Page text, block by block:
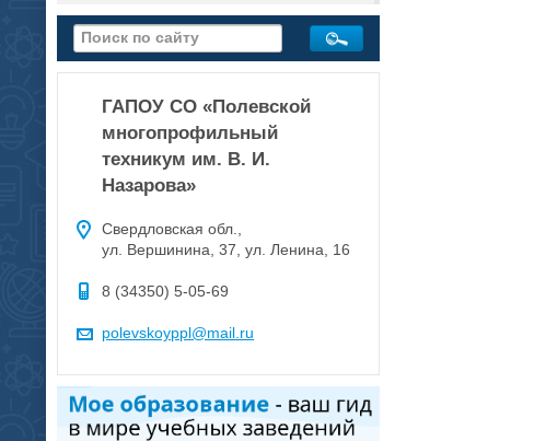
ГАПОУ СО «Полевской
многопрофильный
техникум им. В. И.
Назарова»
Свердловская обл.,
ул. Вершинина, 37, ул. Ленина, 16
8 (34350) 5-05-69
polevskoyppl@mail.ru